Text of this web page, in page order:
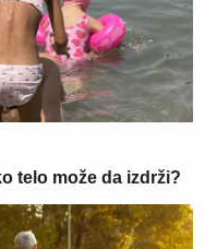
telo može da izdrži?